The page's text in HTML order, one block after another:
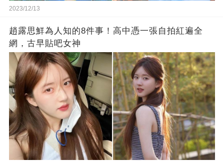
2023/12/13
趙露思鮮為人知的8件事！高中憑一張自拍紅遍全
網，古早貼吧女神